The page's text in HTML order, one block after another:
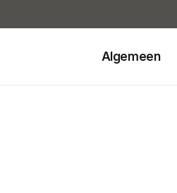
Algemeen